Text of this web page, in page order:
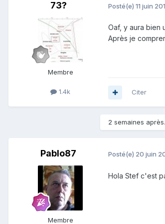
73?
Membre
1.4k
Posté(e) 11 juin
Oaf, y aura bien
Après je
Citer
2 semaines
Pablo87
Membre
Posté(e) 20 juin
Hola Stef c'est